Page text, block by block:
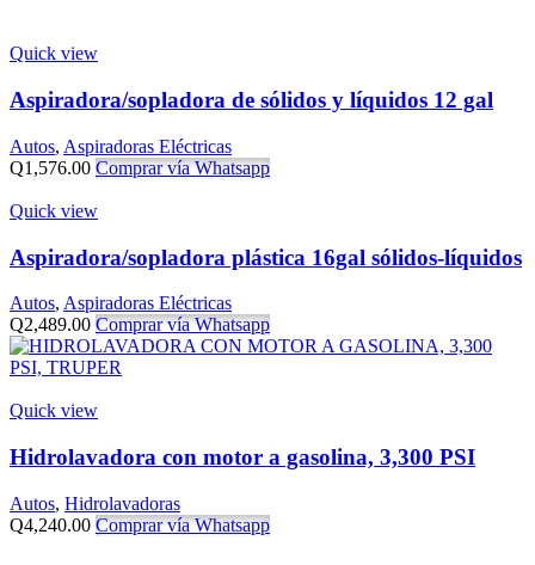
Quick view
Aspiradora/sopladora de sólidos y líquidos 12 gal
Autos, Aspiradoras Eléctricas
Q1,576.00 Comprar vía Whatsapp
Quick view
Aspiradora/sopladora plástica 16gal sólidos-líquidos
Autos, Aspiradoras Eléctricas
Q2,489.00 Comprar vía Whatsapp
Quick view
Hidrolavadora con motor a gasolina, 3,300 PSI
Autos, Hidrolavadoras
Q4,240.00 Comprar vía Whatsapp